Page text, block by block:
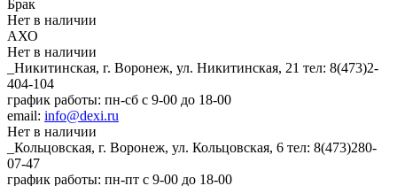
Брак
Нет в наличии
АХО
Нет в наличии
_Никитинская, г. Воронеж, ул. Никитинская, 21 тел: 8(473)2-
404-104
график работы: пн-сб с 9-00 до 18-00
email: info@dexi.ru
Нет в наличии
_Кольцовская, г. Воронеж, ул. Кольцовская, 6 тел: 8(473)280-
07-47
график работы: пн-пт с 9-00 до 18-00